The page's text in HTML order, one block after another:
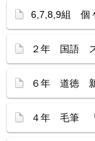
6,7,8,9組 個
２年 国語 ス
６年 道徳 新
４年 毛筆